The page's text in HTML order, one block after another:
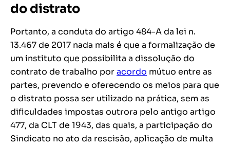
do distrato
Portanto, a conduta do artigo 484-A da lei n.
13.467 de 2017 nada mais é que a formalização de
um instituto que possibilita a dissolução do
contrato de trabalho poracordo mútuo entre as
partes, prevendo e oferecendo os meios para que
o distrato possa ser utilizado na prática, sem as
dificuldades impostas outrora pelo antigo artigo
477, da CLT de 1943, das quais, a participação do
Sindicato no ato da rescisão, aplicação de multa